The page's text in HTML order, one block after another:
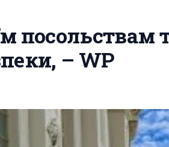
посольствам
– WP